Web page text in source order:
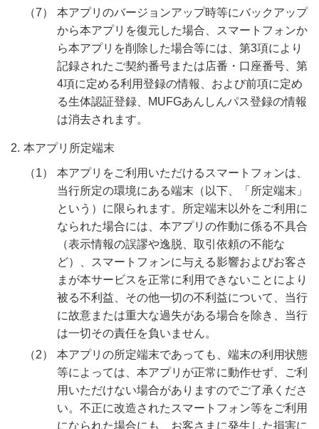
本アプリのバージョンアップ時等にバックアップ
から本アプリを復元した場合、スマートフォンか
ら本アプリを削除した場合等には、第3項により
記録されたご契約番号または店番・口座番号、第
4項に定める利用登録の情報、および前項に定め
る生体認証登録、MUFGあんしんパス登録の情報
は消去されます。
本アプリ所定端末
本アプリをご利用いただけるスマートフォンは、
当行所定の環境にある端末（以下、「所定端末」
という）に限られます。所定端末以外をご利用に
なられた場合には、本アプリの作動に係る不具合
（表示情報の誤謬や逸脱、取引依頼の不能な
ど）、スマートフォンに与える影響およびお客さ
まが本サービスを正常に利用できないことにより
被る不利益、その他一切の不利益について、当行
に故意または重大な過失がある場合を除き、当行
は一切その責任を負いません。
本アプリの所定端末であっても、端末の利用状態
等によっては、本アプリが正常に動作せず、ご利
用いただけない場合がありますのでご了承くださ
い。不正に改造されたスマートフォン等をご利用
になられた場合にも、お客さまに発生した損害に